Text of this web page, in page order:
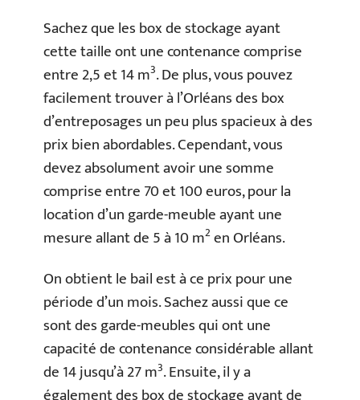
Sachez que les box de stockage ayant
cette taille ont une contenance comprise
entre 2,5 et 14 m3. De plus, vous pouvez
facilement trouver à l’Orléans des box
d’entreposages un peu plus spacieux à des
prix bien abordables. Cependant, vous
devez absolument avoir une somme
comprise entre 70 et 100 euros, pour la
location d’un garde-meuble ayant une
mesure allant de 5 à 10 m2en Orléans.
On obtient le bail est à ce prix pour une
période d’un mois. Sachez aussi que ce
sont des garde-meubles qui ont une
capacité de contenance considérable allant
de 14 jusqu’à 27 m3. Ensuite, il y a